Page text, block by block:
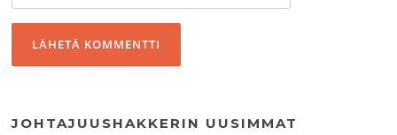
JOHTAJUUSHAKKERIN UUSIMMAT